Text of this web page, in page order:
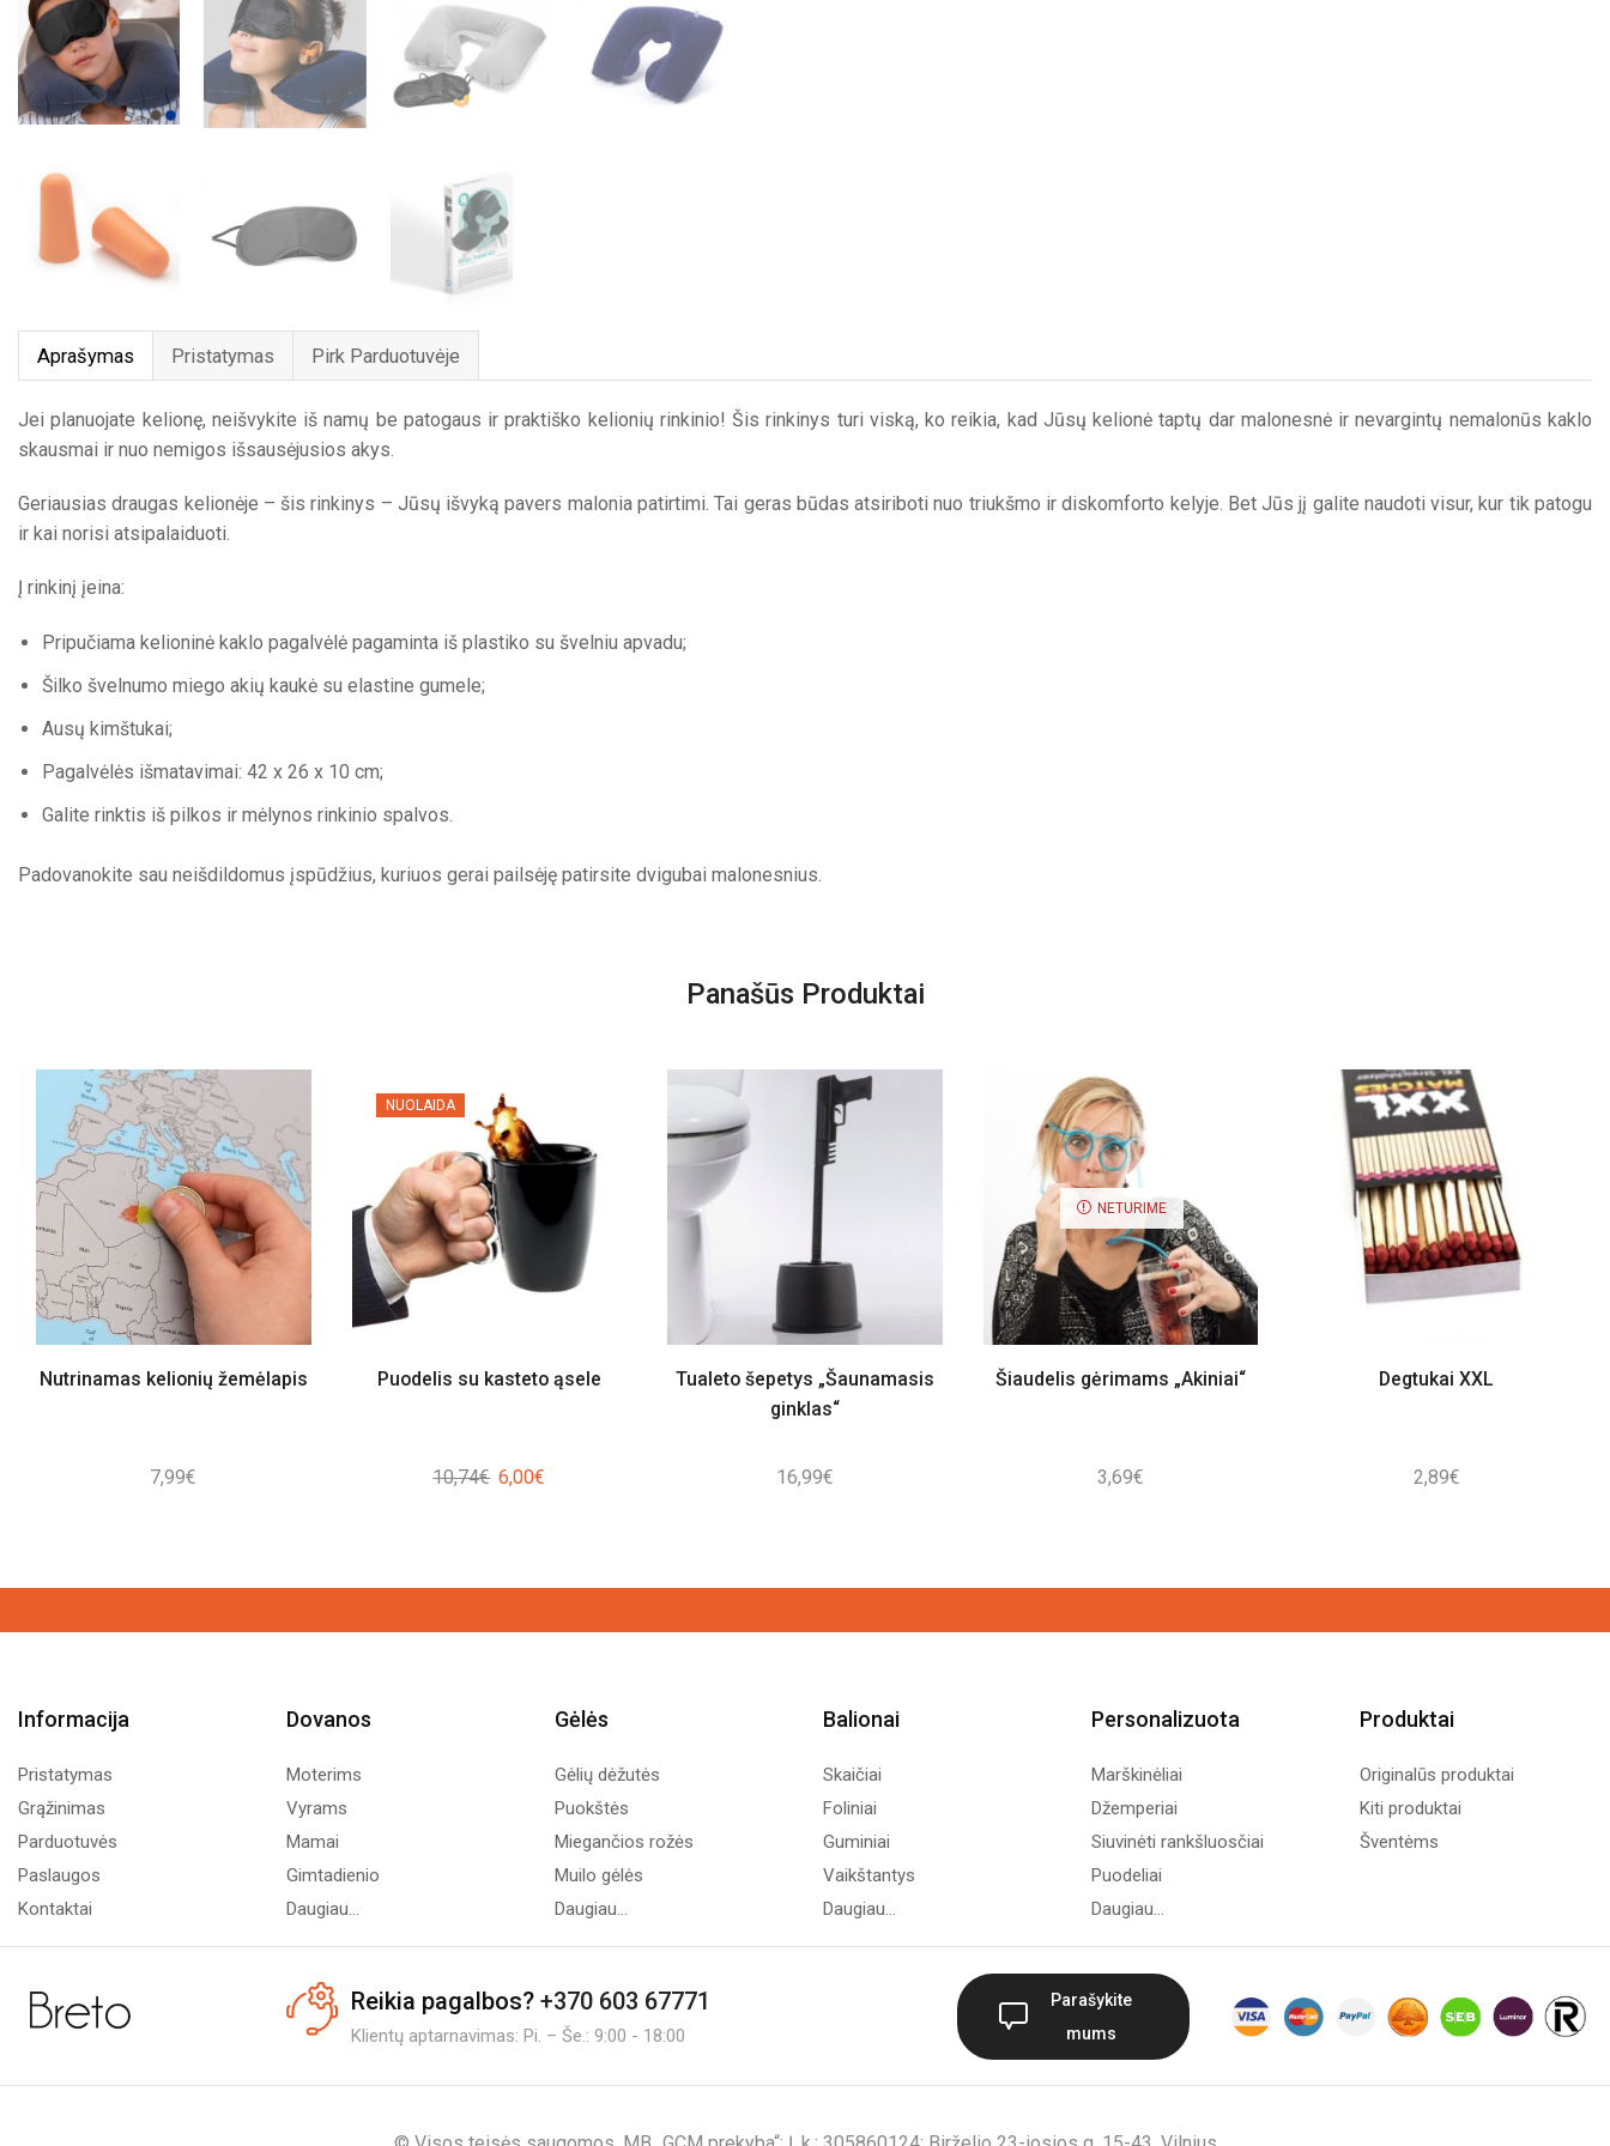
Aprašymas Pristatymas Pirk Parduotuvėje
Jei planuojate kelionę, neišvykite iš namų be patogaus ir praktiško kelionių rinkinio! Šis rinkinys turi viską, ko reikia, kad Jūsų kelionė taptų dar malonesnė ir nevargintų nemalonūs kaklo
skausmai ir nuo nemigos išsausėjusios akys.
Geriausias draugas kelionėje – šis rinkinys – Jūsų išvyką pavers malonia patirtimi. Tai geras būdas atsiriboti nuo triukšmo ir diskomforto kelyje. Bet Jūs jį galite naudoti visur, kur tik patogu
ir kai norisi atsipalaiduoti.
Į rinkinį įeina:
Pripučiama kelioninė kaklo pagalvėlė pagaminta iš plastiko su švelniu apvadu;
Šilko švelnumo miego akių kaukė su elastine gumele;
Ausų kimštukai;
Pagalvėlės išmatavimai: 42 x 26 x 10 cm;
Galite rinktis iš pilkos ir mėlynos rinkinio spalvos.
Padovanokite sau neišdildomus įspūdžius, kuriuos gerai pailsėję patirsite dvigubai malonesnius.
Panašūs Produktai
Nutrinamas kelionių žemėlapis
7,99€
NUOLAIDA
Puodelis su kasteto ąsele
10,74€ Original
6,00€
Tualeto šepetys „Šaunamasis
ginklas“
16,99€
NETURIME
Šiaudelis gėrimams „Akiniai“
3,69€
Degtukai XXL
2,89€
Informacija
Pristatymas
Grąžinimas
Parduotuvės
Paslaugos
Kontaktai
Dovanos
Moterims
Vyrams
Mamai
Gimtadienio
Daugiau...
Gėlės
Gėlių dėžutės
Puokštės
Miegančios rožės
Muilo gėlės
Daugiau...
Balionai
Skaičiai
Foliniai
Guminiai
Vaikštantys
Daugiau...
Personalizuota
Marškinėliai
Džemperiai
Siuvinėti rankšluosčiai
Puodeliai
Daugiau...
Produktai
Originalūs produktai
Kiti produktai
Šventėms
Reikia pagalbos? +370 603 67771
Klientų aptarnavimas: Pi. – Še.: 9:00 - 18:00
Parašykite
mums